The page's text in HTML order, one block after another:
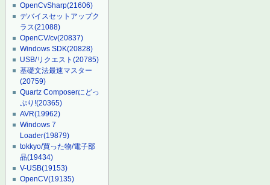
OpenCvSharp(21606)
デバイスセットアップク
ラス(21088)
OpenCV/cv(20837)
Windows SDK(20828)
USB/リクエスト(20785)
基礎文法最速マスター
(20759)
Quartz Composerにどっ
ぷり!(20365)
AVR(19962)
Windows 7
Loader(19879)
tokkyo/買った物/電子部
品(19434)
V-USB(19153)
OpenCV(19135)